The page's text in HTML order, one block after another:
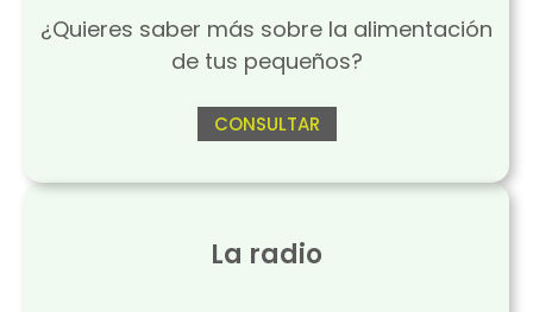
¿Quieres saber más sobre la alimentación
de tus pequeños?
CONSULTAR
La radio